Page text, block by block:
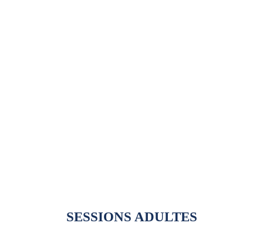
SESSIONS ADULTES